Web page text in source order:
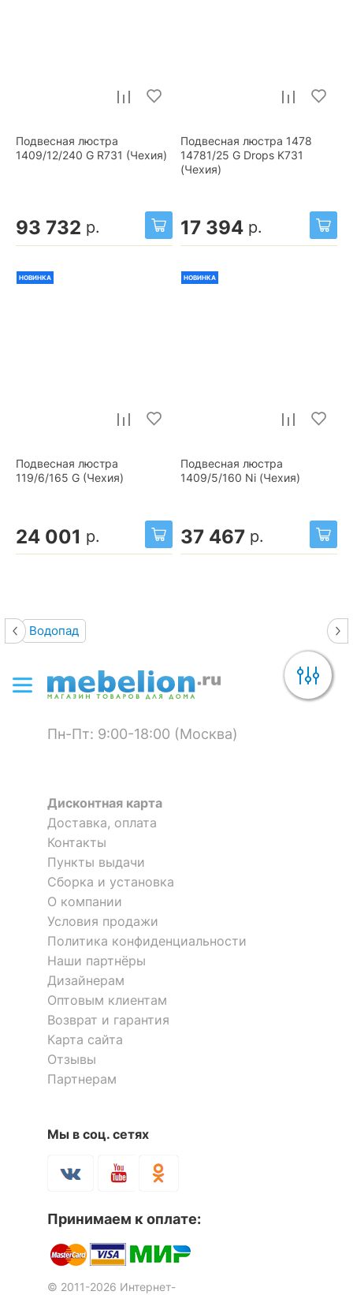
Подвесная люстра
1409/12/240 G R731 (Чехия)
93 732 р.
Подвесная люстра 1478
14781/25 G Drops K731
(Чехия)
17 394 р.
НОВИНКА
Подвесная люстра
119/6/165 G (Чехия)
24 001 р.
НОВИНКА
Подвесная люстра
1409/5/160 Ni (Чехия)
37 467 р.
Водопад
Пн-Пт: 9:00-18:00 (Москва)
Дисконтная карта
Доставка, оплата
Контакты
Пункты выдачи
Сборка и установка
О компании
Условия продажи
Политика конфиденциальности
Наши партнёры
Дизайнерам
Оптовым клиентам
Возврат и гарантия
Карта сайта
Отзывы
Партнерам
Мы в соц. сетях
Принимаем к оплате:
© 2011-2026 Интернет-